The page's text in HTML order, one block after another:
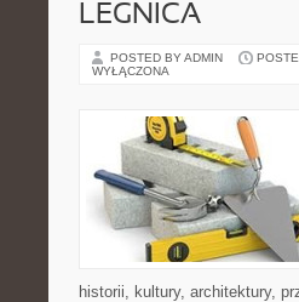
LEGNICA
POSTED BY ADMIN
WYŁĄCZONA
historii, kultury, architektury,